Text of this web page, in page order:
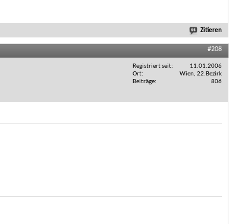
Zitieren
#208
Registriert seit
11.01.2006
Ort
Wien, 22.Bezirk
Beiträge
806